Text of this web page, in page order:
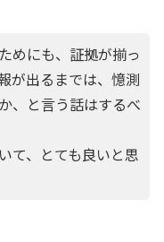
めにも、証拠が揃っ
が出るまでは、憶測
、と言う話はするべ
て、とても良いと思